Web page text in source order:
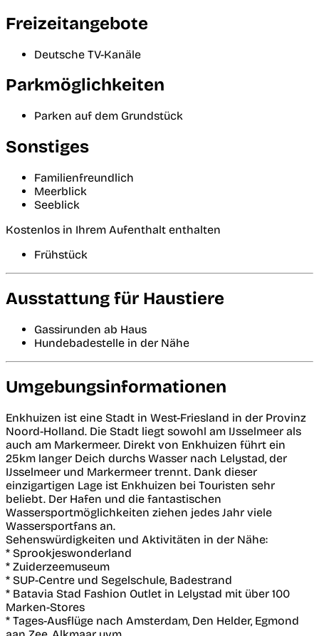
Freizeitangebote
Deutsche TV-Kanäle
Parkmöglichkeiten
Parken auf dem Grundstück
Sonstiges
Familienfreundlich
Meerblick
Seeblick
Kostenlos in Ihrem Aufenthalt enthalten
Frühstück
Ausstattung für Haustiere
Gassirunden ab Haus
Hundebadestelle in der Nähe
Umgebungsinformationen
Enkhuizen ist eine Stadt in West-Friesland in der Provinz
Noord-Holland. Die Stadt liegt sowohl am IJsselmeer als
auch am Markermeer. Direkt von Enkhuizen führt ein
25km langer Deich durchs Wasser nach Lelystad, der
IJsselmeer und Markermeer trennt. Dank dieser
einzigartigen Lage ist Enkhuizen bei Touristen sehr
beliebt. Der Hafen und die fantastischen
Wassersportmöglichkeiten ziehen jedes Jahr viele
Wassersportfans an.
Sehenswürdigkeiten und Aktivitäten in der Nähe:
* Sprookjeswonderland
* Zuiderzeemuseum
* SUP-Centre und Segelschule, Badestrand
* Batavia Stad Fashion Outlet in Lelystad mit über 100
Marken-Stores
* Tages-Ausflüge nach Amsterdam, Den Helder, Egmond